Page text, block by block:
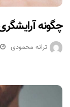
چگونه
ترانه محمودی